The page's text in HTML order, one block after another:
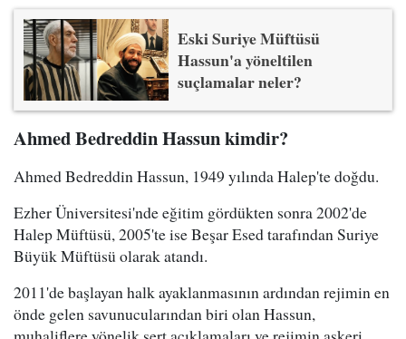
Eski Suriye Müftüsü
Hassun'a yöneltilen
suçlamalar neler?
Ahmed Bedreddin Hassun kimdir?
Ahmed Bedreddin Hassun, 1949 yılında Halep'te doğdu.
Ezher Üniversitesi'nde eğitim gördükten sonra 2002'de
Halep Müftüsü, 2005'te ise Beşar Esed tarafından Suriye
Büyük Müftüsü olarak atandı.
2011'de başlayan halk ayaklanmasının ardından rejimin en
önde gelen savunucularından biri olan Hassun,